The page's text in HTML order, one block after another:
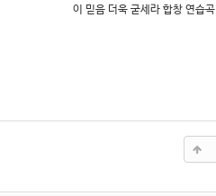
이 믿음 더욱 굳세라 합창 연습곡